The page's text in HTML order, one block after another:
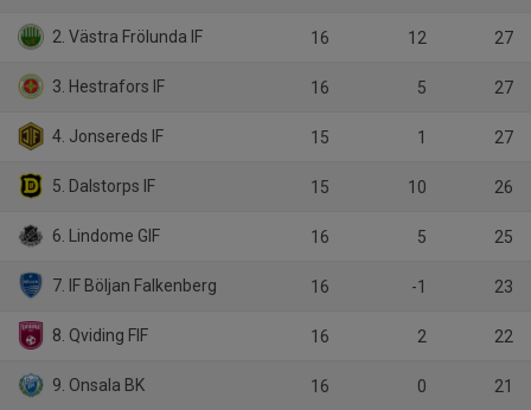
2. Västra Frölunda IF 16 12 27
3. Hestrafors IF 16 5 27
4. Jonsereds IF 15 1 27
5. Dalstorps IF 15 10 26
6. Lindome GIF 16 5 25
7. IF Böljan Falkenberg 16 -1 23
8. Qviding FIF 16 2 22
9. Onsala BK 16 0 21